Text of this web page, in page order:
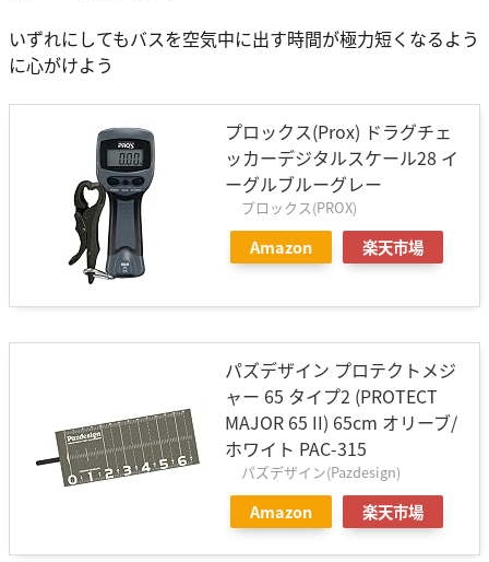
いずれにしてもバスを空気中に出す時間が極力短くなるよう
に心がけよう
プロックス(Prox) ドラグチェ
ッカーデジタルスケール28 イ
ーグルブルーグレー
プロックス(PROX)
Amazon 楽天市場
パズデザイン プロテクトメジ
ャー 65 タイプ2 (PROTECT
MAJOR 65 II) 65cm オリーブ/
ホワイト PAC-315
パズデザイン(Pazdesign)
Amazon 楽天市場